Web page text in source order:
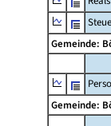
Gemeinde:
Gemeinde: